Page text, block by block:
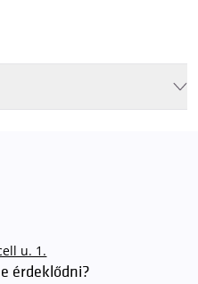
idővel érdemes kalkulálni. Ezt
közönségünknek, induljanak
és
nyitja.
akik egy aznapi fizetős
u. 1.
érdeklődni?